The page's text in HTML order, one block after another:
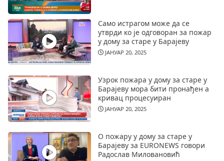
Само истрагом може да се
утврди ко је одговоран за пожар
у дому за старе у Барајеву
ЈАНУАР 20, 2025
Узрок пожара у дому за старе у
Барајеву мора бити пронађен а
кривац процесуиран
ЈАНУАР 20, 2025
О пожару у дому за старе у
Барајеву за EURONEWS говори
Радослав Миловановић